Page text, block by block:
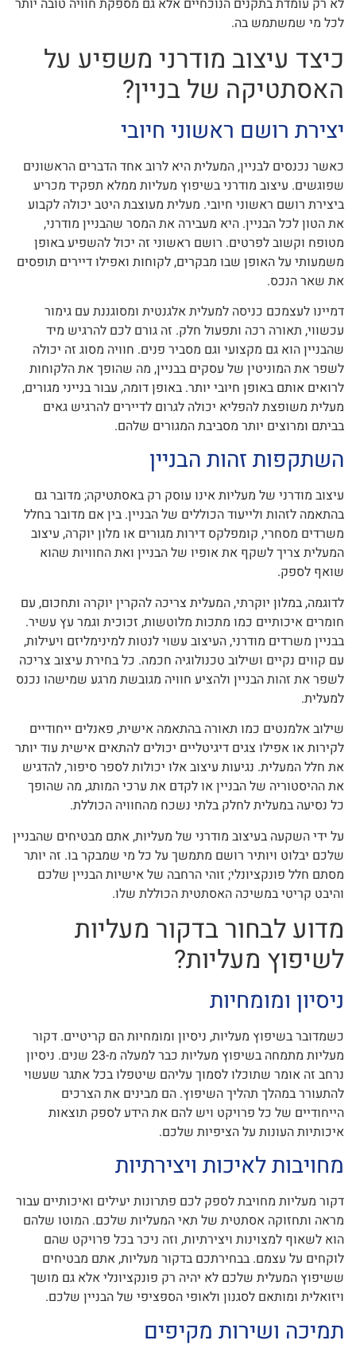
לא רק עומדת בתקנים הנוכחיים אלא גם מספקת חוויה טובה יותר
לכל מי שמשתמש בה.
כיצד עיצוב מודרני משפיע על
האסתטיקה של בניין?
יצירת רושם ראשוני חיובי
כאשר נכנסים לבניין, המעלית היא לרוב אחד הדברים הראשונים
שפוגשים. עיצוב מודרני בשיפוץ מעליות ממלא תפקיד מכריע
ביצירת רושם ראשוני חיובי. מעלית מעוצבת היטב יכולה לקבוע
את הטון לכל הבניין. היא מעבירה את המסר שהבניין מודרני,
מטופח וקשוב לפרטים. רושם ראשוני זה יכול להשפיע באופן
משמעותי על האופן שבו מבקרים, לקוחות ואפילו דיירים תופסים
את שאר הנכס.
דמיינו לעצמכם כניסה למעלית אלגנטית ומסוגננת עם גימור
עכשווי, תאורה רכה ותפעול חלק. זה גורם לכם להרגיש מיד
שהבניין הוא גם מקצועי וגם מסביר פנים. חוויה מסוג זה יכולה
לשפר את המוניטין של עסקים בבניין, מה שהופך את הלקוחות
לרואים אותם באופן חיובי יותר. באופן דומה, עבור בנייני מגורים,
מעלית משופצת להפליא יכולה לגרום לדיירים להרגיש גאים
בביתם ומרוצים יותר מסביבת המגורים שלהם.
השתקפות זהות הבניין
עיצוב מודרני של מעליות אינו עוסק רק באסתטיקה; מדובר גם
בהתאמה לזהות ולייעוד הכוללים של הבניין. בין אם מדובר בחלל
משרדים מסחרי, קומפלקס דירות מגורים או מלון יוקרה, עיצוב
המעלית צריך לשקף את אופיו של הבניין ואת החוויות שהוא
שואף לספק.
לדוגמה, במלון יוקרתי, המעלית צריכה להקרין יוקרה ותחכום, עם
חומרים איכותיים כמו מתכות מלוטשות, זכוכית וגמר עץ עשיר.
בבניין משרדים מודרני, העיצוב עשוי לנטות למינימליזם ויעילות,
עם קווים נקיים ושילוב טכנולוגיה חכמה. כל בחירת עיצוב צריכה
לשפר את זהות הבניין ולהציע חוויה מגובשת מרגע שמישהו נכנס
למעלית.
שילוב אלמנטים כמו תאורה בהתאמה אישית, פאנלים ייחודיים
לקירות או אפילו צגים דיגיטליים יכולים להתאים אישית עוד יותר
את חלל המעלית. נגיעות עיצוב אלו יכולות לספר סיפור, להדגיש
את ההיסטוריה של הבניין או לקדם את ערכי המותג, מה שהופך
כל נסיעה במעלית לחלק בלתי נשכח מהחוויה הכוללת.
על ידי השקעה בעיצוב מודרני של מעליות, אתם מבטיחים שהבניין
שלכם יבלוט ויותיר רושם מתמשך על כל מי שמבקר בו. זה יותר
מסתם חלל פונקציונלי; זוהי הרחבה של אישיות הבניין שלכם
והיבט קריטי במשיכה האסתטית הכוללת שלו.
מדוע לבחור בדקור מעליות
לשיפוץ מעליות?
ניסיון ומומחיות
כשמדובר בשיפוץ מעליות, ניסיון ומומחיות הם קריטיים. דקור
מעליות מתמחה בשיפוץ מעליות כבר למעלה מ-23 שנים. ניסיון
נרחב זה אומר שתוכלו לסמוך עליהם שיטפלו בכל אתגר שעשוי
להתעורר במהלך תהליך השיפוץ. הם מבינים את הצרכים
הייחודיים של כל פרויקט ויש להם את הידע לספק תוצאות
איכותיות העונות על הציפיות שלכם.
מחויבות לאיכות ויצירתיות
דקור מעליות מחויבת לספק לכם פתרונות יעילים ואיכותיים עבור
מראה ותחזוקה אסתטית של תאי המעליות שלכם. המוטו שלהם
הוא לשאוף למצוינות ויצירתיות, וזה ניכר בכל פרויקט שהם
לוקחים על עצמם. בבחירתכם בדקור מעליות, אתם מבטיחים
ששיפוץ המעלית שלכם לא יהיה רק פונקציונלי אלא גם מושך
ויזואלית ומותאם לסגנון ולאופי הספציפי של הבניין שלכם.
תמיכה ושירות מקיפים